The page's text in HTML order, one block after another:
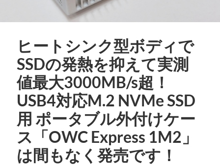
ヒートシンク型ボディで
SSDの発熱を抑えて実測
値最大3000MB/s超！
USB4対応M.2 NVMe SSD
用 ポータブル外付けケー
ス「OWC Express 1M2」
は間もなく発売です！